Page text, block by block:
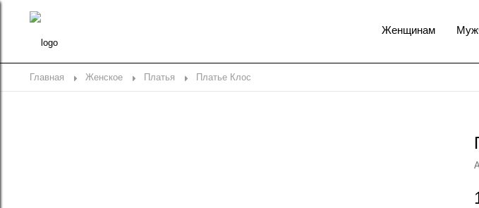
Женщинам
Главная Женское Платья Платье Клос